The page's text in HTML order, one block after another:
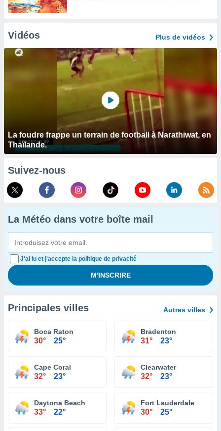
Vidéos Plus de vidéos
La foudre frappe un terrain de football à Narathiwat, en
Thaïlande.
Suivez-nous
La Météo dans votre boîte mail
J'ai lu et j'accepte la politique de privacité
Principales villes Autres villes
Boca Raton
30° 25°
Bradenton
31° 23°
Cape Coral
32° 23°
Clearwater
32° 23°
Daytona Beach
33° 22°
Fort Lauderdale
30° 25°